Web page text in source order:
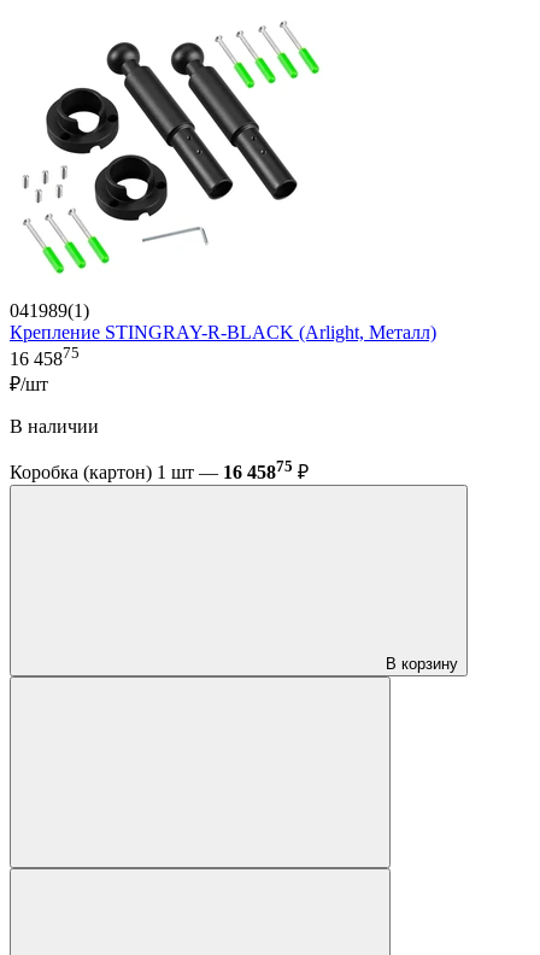
041989(1)
Крепление STINGRAY-R-BLACK (Arlight, Металл)
16 45875
₽/шт
В наличии
Коробка (картон) 1 шт — 16 45875 ₽
В корзину